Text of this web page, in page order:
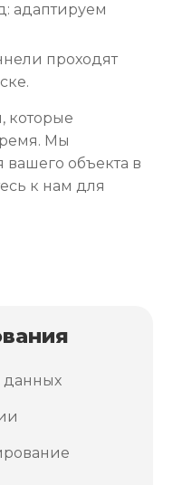
адаптируем
проходят
которые
Мы
объекта в
к нам для
данных